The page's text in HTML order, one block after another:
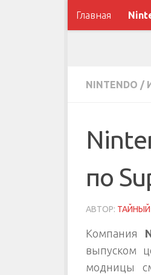
Главная
NINTENDO /
по
АВТОР: ТАЙНЫЙ
Компания
выпуском
модницы